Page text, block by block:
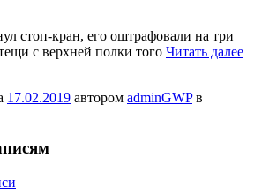
стоп-кран, его оштрафовали на три
с верхней полки того Читать далее
17.02.2019 автором adminGWPв